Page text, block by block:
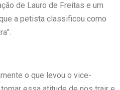
de Lauro de Freitas e um
a petista classificou como
o que levou o vice-